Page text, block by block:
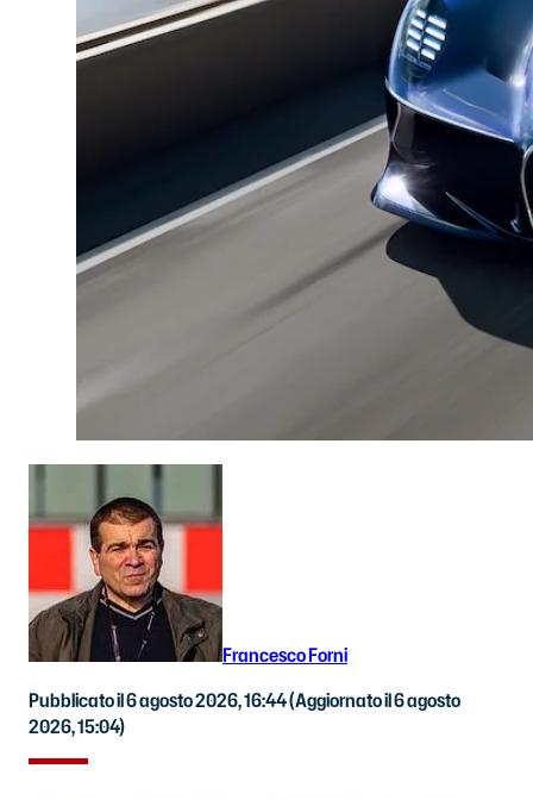
Francesco Forni
Pubblicato il 6 agosto 2026, 16:44(Aggiornato il 6 agosto
2026, 15:04)